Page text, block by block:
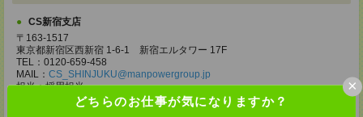
どちらのお仕事が気になりますか？
×
CS新宿支店
〒163-1517
東京都新宿区西新宿 1-6-1 新宿エルタワー 17F
TEL：0120-659-458
MAIL： CS_SHINJUKU@manpowergroup.jp
担当：採用担当
CS立川支店